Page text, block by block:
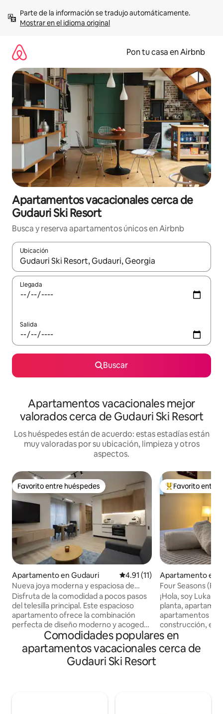
contenidoMostrar en el idioma original
Pon tu casa en Airbnb
Apartamentos vacacionales cerca de
Gudauri Ski Resort
Busca y reserva apartamentos únicos en Airbnb
Ubicación
Cuando los resultados estén disponibles, navega con las
Llegada
Salida
Buscar
Apartamentos vacacionales mejor
valorados cerca de Gudauri Ski Resort
Los huéspedes están de acuerdo: estas estadías están
muy valoradas por su ubicación, limpieza y otros
aspectos.
Favorito entre huéspedes
Favorito entre huéspedes
Apartamento en Gudauri Calificación promedio: 4.91 de
4.91 (11)
Nueva joya moderna y espaciosa de
Gudauri cerca de los remontes
Disfruta de la comodidad a pocos pasos
del telesilla principal. Este espacioso
apartamento ofrece la combinación
perfecta de diseño moderno y acogedor
encanto de montaña. Disfruta de tu
espacio privado totalmente equipado
con todas las comodidades básicas y un
balcón, situado en el centro pero
Favorito entre
Favorito entre
Apartamento en
Four Seasons
minutos a pie de
¡Hola, soy Luka! 👋🏻 ❄️ Ubicado
planta,
apartamentos
construcción,
ideal tanto para
familias. Está a
telesilla. En las inmediaciones
Comodidades populares en
apartamentos vacacionales cerca de
Gudauri Ski Resort